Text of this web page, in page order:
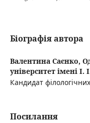
Біографія автора
Валентина Саєнко,
університет імені
Кандидат
Посилання